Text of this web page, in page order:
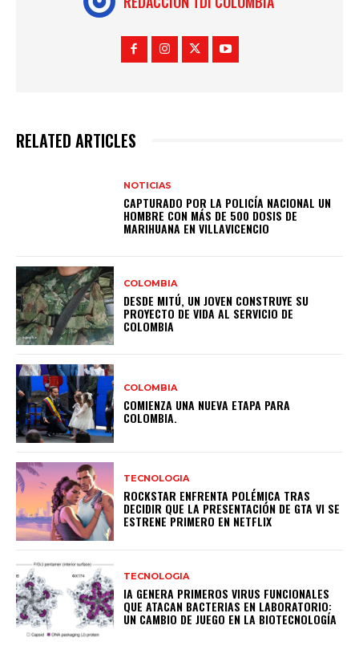
RELATED ARTICLES
NOTICIAS
CAPTURADO POR LA POLICÍA NACIONAL UN
HOMBRE CON MÁS DE 500 DOSIS DE
MARIHUANA EN VILLAVICENCIO
COLOMBIA
DESDE MITÚ, UN JOVEN CONSTRUYE SU
PROYECTO DE VIDA AL SERVICIO DE
COLOMBIA
COLOMBIA
COMIENZA UNA NUEVA ETAPA PARA
COLOMBIA.
TECNOLOGIA
ROCKSTAR ENFRENTA POLÉMICA TRAS
DECIDIR QUE LA PRESENTACIÓN DE GTA VI SE
ESTRENE PRIMERO EN NETFLIX
TECNOLOGIA
IA GENERA PRIMEROS VIRUS FUNCIONALES
QUE ATACAN BACTERIAS EN LABORATORIO:
UN CAMBIO DE JUEGO EN LA BIOTECNOLOGÍA